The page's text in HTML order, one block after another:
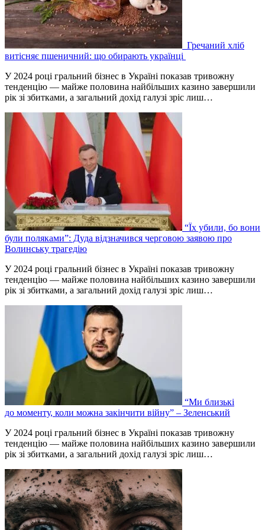
Гречаний хліб
витісняє пшеничний: що обирають українці
У 2024 році гральний бізнес в Україні показав тривожну
тенденцію — майже половина найбільших казино завершили
рік зі збитками, а загальний дохід галузі зріс лиш…
“Їх убили, бо вони
були поляками”: Дуда відзначився черговою заявою про
Волинську трагедію
У 2024 році гральний бізнес в Україні показав тривожну
тенденцію — майже половина найбільших казино завершили
рік зі збитками, а загальний дохід галузі зріс лиш…
“Ми близькі
до моменту, коли можна закінчити війну” – Зеленський
У 2024 році гральний бізнес в Україні показав тривожну
тенденцію — майже половина найбільших казино завершили
рік зі збитками, а загальний дохід галузі зріс лиш…